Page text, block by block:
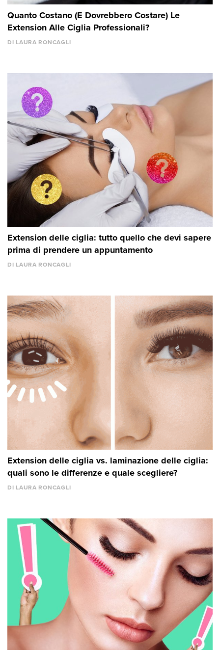
Quanto Costano (E Dovrebbero Costare) Le
Extension Alle Ciglia Professionali?
DI LAURA RONCAGLI
Extension delle ciglia: tutto quello che devi sapere
prima di prendere un appuntamento
DI LAURA RONCAGLI
Extension delle ciglia vs. laminazione delle ciglia:
quali sono le differenze e quale scegliere?
DI LAURA RONCAGLI